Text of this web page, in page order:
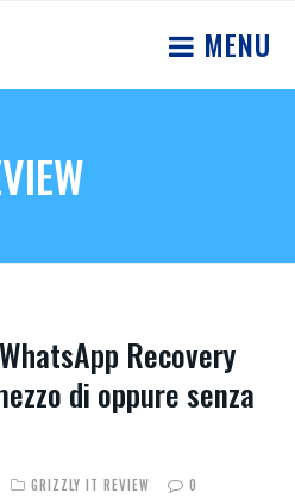
MENU
Recovery
di oppure senza
GRIZZLY IT REVIEW 0